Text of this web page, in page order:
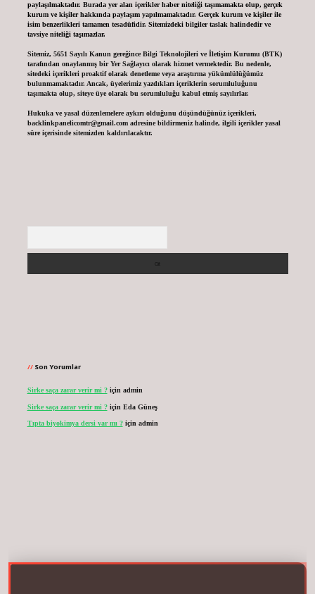
paylaşılmaktadır. Burada yer alan içerikler haber niteliği taşımamakta olup, gerçek
kurum ve kişiler hakkında paylaşım yapılmamaktadır. Gerçek kurum ve kişiler ile
isim benzerlikleri tamamen tesadüfidir. Sitemizdeki bilgiler taslak halindedir ve
tavsiye niteliği taşımazlar.
Sitemiz, 5651 Sayılı Kanun gereğince Bilgi Teknolojileri ve İletişim Kurumu (BTK)
tarafından onaylanmış bir Yer Sağlayıcı olarak hizmet vermektedir. Bu nedenle,
sitedeki içerikleri proaktif olarak denetleme veya araştırma yükümlülüğümüz
bulunmamaktadır. Ancak, üyelerimiz yazdıkları içeriklerin sorumluluğunu
taşımakta olup, siteye üye olarak bu sorumluluğu kabul etmiş sayılırlar.
Hukuka ve yasal düzenlemelere aykırı olduğunu düşündüğünüz içerikleri,
backlinkpanelicomtr@gmail.comadresine bildirmeniz halinde, ilgili içerikler yasal
süre içerisinde sitemizden kaldırılacaktır.
Son Yorumlar
Sirke saça zarar verir mi ?için admin
Sirke saça zarar verir mi ?için Eda Güneş
Tıpta biyokimya dersi var mı ?için admin